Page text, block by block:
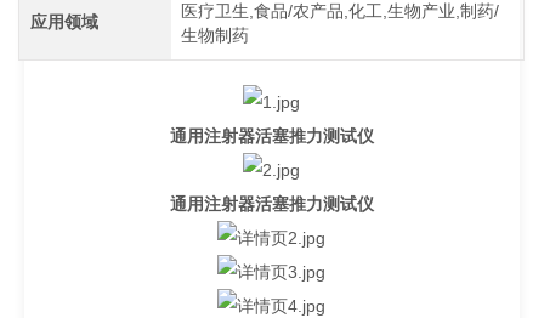
应用领域
医疗卫生,食品/农产品,化工,生物产业,制药/
生物制药
通用注射器活塞推力测试仪
通用注射器活塞推力测试仪